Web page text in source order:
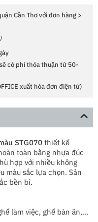
Cần Thơ với đơn hàng >
có phí thỏa thuận từ 50-
xuất hóa đơn điện tử)
STG070 thiết kế
toàn bằng nhựa đúc
hợp với nhiều không
màu sắc lựa chọn. Sản
bền bỉ.
làm việc, ghế bàn ăn,...